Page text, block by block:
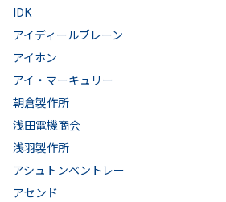
IDK
アイディールブレーン
アイホン
アイ・マーキュリー
朝倉製作所
浅田電機商会
浅羽製作所
アシュトンベントレー
アセンド